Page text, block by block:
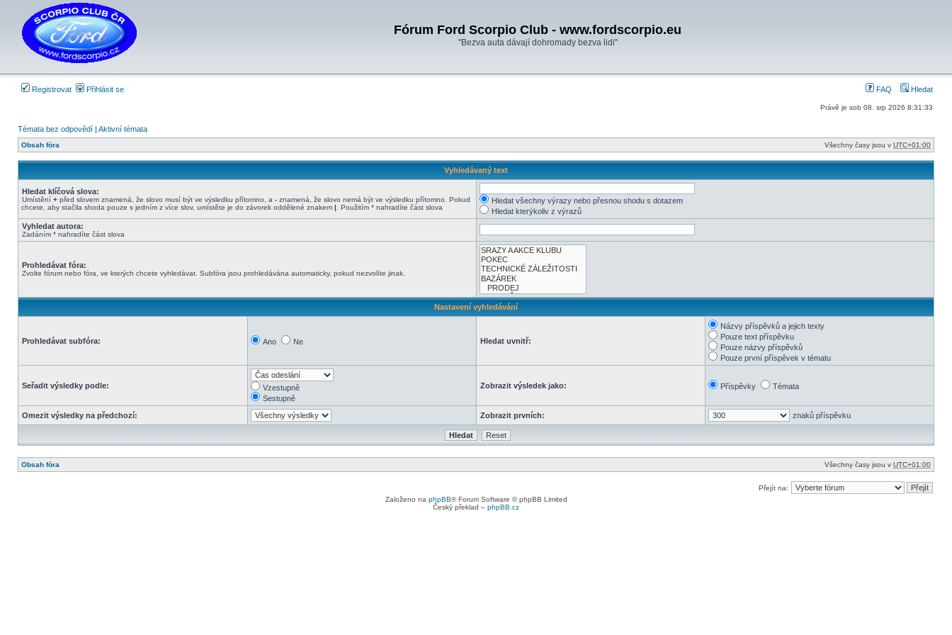
Fórum Ford Scorpio Club - www.fordscorpio.eu
"Bezva auta dávají dohromady bezva lidi"
Registrovat Přihlásit se FAQ Hledat
Právě je sob 08. srp 2026 8:31:33
Témata bez odpovědí | Aktivní témata
Obsah fóra Všechny časy jsou v UTC+01:00
Vyhledávaný text
Hledat klíčová slova:
Umístění + před slovem znamená, že slovo musí být ve výsledku přítomno, a - znamená, že slovo nemá být ve výsledku přítomno. Pokud
chcete, aby stačila shoda pouze s jedním z více slov, umístěte je do závorek oddělené znakem | . Použitím * nahradíte část slova
Hledat všechny výrazy nebo přesnou shodu s dotazem
Hledat kterýkoliv z výrazů
Vyhledat autora:
Zadáním * nahradíte část slova
Prohledávat fóra:
Zvolte fórum nebo fóra, ve kterých chcete vyhledávat. Subfóra jsou prohledávána automaticky, pokud nezvolíte jinak.
Nastavení vyhledávání
Prohledávat subfóra: Ano Ne Hledat uvnitř:
Názvy příspěvků a jejich texty
Pouze text příspěvku
Pouze názvy příspěvků
Pouze první příspěvek v tématu
Seřadit výsledky podle:
Vzestupně
Sestupně
Zobrazit výsledek jako: Příspěvky Témata
Omezit výsledky na předchozí: Zobrazit prvních: znaků příspěvku
Obsah fóra Všechny časy jsou v UTC+01:00
Přejít na:
Založeno na phpBB® Forum Software © phpBB Limited
Český překlad – phpBB.cz